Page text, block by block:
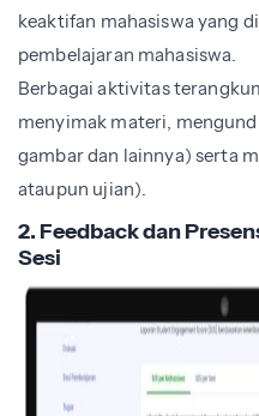
keaktifan mahasiswa yang
pembelajaran mahasiswa.
Berbagai aktivitas
menyimak materi,
gambar dan lainnya) serta
ataupun ujian).
2. Feedback dan
Sesi